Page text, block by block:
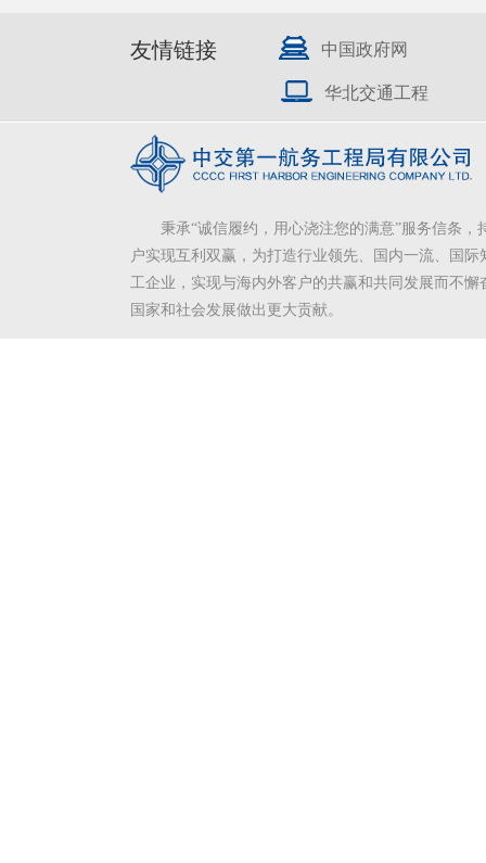
友情链接 中国政府网
华北交通工程
秉承“诚信履约，用心浇注您的满意”服务信条，
户实现互利双赢，为打造行业领先、国内一流、国际
工企业，实现与海内外客户的共赢和共同发展而不懈
国家和社会发展做出更大贡献。